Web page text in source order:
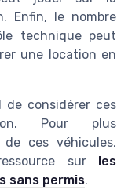
Enfin, le nombre
technique peut
une location en
de considérer ces
Pour plus
de ces véhicules,
sur
les
sans permis.